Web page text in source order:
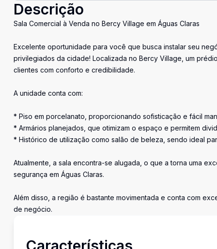
Descrição
Sala Comercial à Venda no Bercy Village em Águas Claras
Excelente oportunidade para você que busca instalar seu
privilegiados da cidade! Localizada no Bercy Village, um
clientes com conforto e credibilidade.
A unidade conta com:
* Piso em porcelanato, proporcionando sofisticação e fácil
* Armários planejados, que otimizam o espaço e permitem
* Histórico de utilização como salão de beleza, sendo ideal
Atualmente, a sala encontra-se alugada, o que a torna uma
segurança em Águas Claras.
Além disso, a região é bastante movimentada e conta com
de negócio.